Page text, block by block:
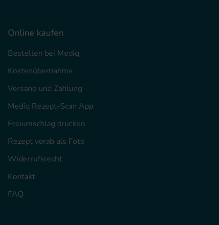
Online kaufen
Bestellen bei Mediq
Kostenübernahme
Versand und Zahlung
Mediq Rezept-Scan App
Freiumschlag drucken
Rezept vorab als Foto
Widerrufsrecht
Kontakt
FAQ